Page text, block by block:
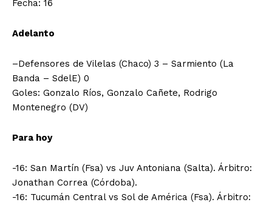
Fecha: 16
Adelanto
–Defensores de Vilelas (Chaco) 3 – Sarmiento (La
Banda – SdelE) 0
Goles: Gonzalo Ríos, Gonzalo Cañete, Rodrigo
Montenegro (DV)
Para hoy
-16: San Martín (Fsa) vs Juv Antoniana (Salta). Árbitro:
Jonathan Correa (Córdoba).
-16: Tucumán Central vs Sol de América (Fsa). Árbitro: